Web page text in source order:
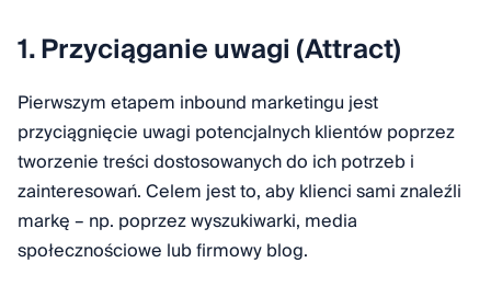
1. Przyciąganie uwagi (Attract)
Pierwszym etapem inbound marketingu jest
przyciągnięcie uwagi potencjalnych klientów poprzez
tworzenie treści dostosowanych do ich potrzeb i
zainteresowań. Celem jest to, aby klienci sami znaleźli
markę – np. poprzez wyszukiwarki, media
społecznościowe lub firmowy blog.